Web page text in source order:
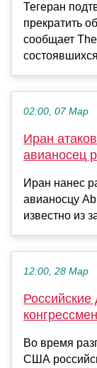
Тегеран
прекратить
сообщает
02:00, 07 Мар
Иран
авианосец
Иран нанес
авианосцу
известно из
12:00, 28 Мар
Российские
Во время
США